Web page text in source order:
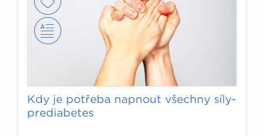
Kdy je potřeba napnout všechny síly-
prediabetes